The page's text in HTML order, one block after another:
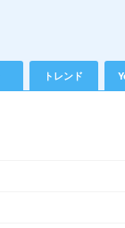
トレンド